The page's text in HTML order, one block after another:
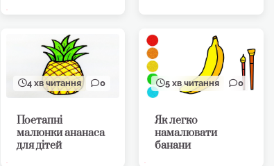
4 хв читання 0
Поетапні
малюнки ананаса
для дітей
5 хв читання 0
Як легко
намалювати
банани